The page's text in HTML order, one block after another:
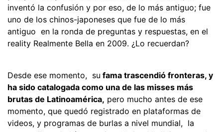
inventó la confusión y por eso, de lo más antiguo; fue
uno de los chinos-japoneses que fue de lo más
antiguo en la ronda de preguntas y respuestas, en el
reality Realmente Bella en 2009. ¿Lo recuerdan?
Desde ese momento, su fama trascendió fronteras, y
ha sido catalogada como una de las misses más
brutas de Latinoamérica, pero mucho antes de ese
momento, que quedó registrado en plataformas de
videos, y programas de burlas a nivel mundial, la